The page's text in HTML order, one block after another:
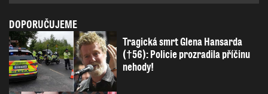
DOPORUČUJEME
Tragická smrt Glena Hansarda
(†56): Policie prozradila příčinu
nehody!